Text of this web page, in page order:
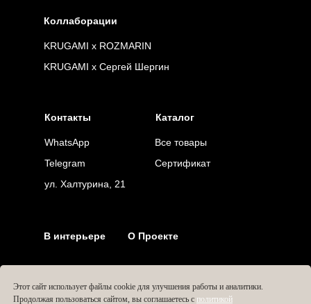
Этот сайт использует файлы cookie для улучшения работы и аналитики.
Продолжая пользоваться сайтом, вы соглашаетесь с политикой
Сертификат
Коллаборации
О Проекте
KRUGAMI x Сергей Шергин
KRUGAMI x ROZMARIN
ул. Халтурина, 21
В интерьере
Контакты
WhatsApp
Telegram
Каталог
Все товары